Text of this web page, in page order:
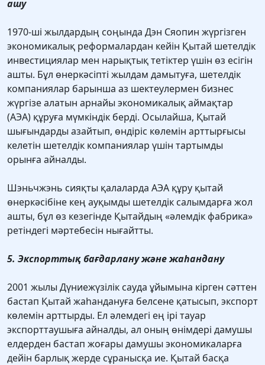
ашу
1970-ші жылдардың соңында Дэн Сяопин жүргізген
экономикалық реформалардан кейін Қытай шетелдік
инвестициялар мен нарықтық тетіктер үшін өз есігін
ашты. Бұл өнеркәсіпті жылдам дамытуға, шетелдік
компаниялар барынша аз шектеулермен бизнес
жүргізе алатын арнайы экономикалық аймақтар
(АЭА) құруға мүмкіндік берді. Осылайша, Қытай
шығындарды азайтып, өндіріс көлемін арттырғысы
келетін шетелдік компаниялар үшін тартымды
орынға айналды.
Шэньчжэнь сияқты қалаларда АЭА құру қытай
өнеркәсібіне кең ауқымды шетелдік салымдарға жол
ашты, бұл өз кезегінде Қытайдың «әлемдік фабрика»
ретіндегі мәртебесін нығайтты.
5. Экспорттық бағдарлану және жаһандану
2001 жылы Дүниежүзілік сауда ұйымына кірген сәттен
бастап Қытай жаһандануға белсене қатысып, экспорт
көлемін арттырды. Ел әлемдегі ең ірі тауар
экспорттаушыға айналды, ал оның өнімдері дамушы
елдерден бастап жоғары дамушы экономикаларға
дейін барлық жерде сұранысқа ие. Қытай басқа